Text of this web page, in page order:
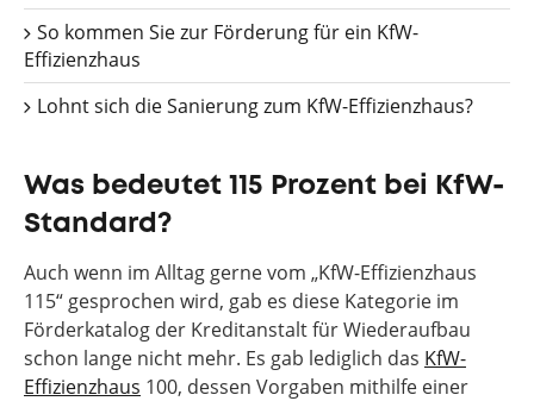
So kommen Sie zur Förderung für ein KfW-
Effizienzhaus
Lohnt sich die Sanierung zum KfW-Effizienzhaus?
Was bedeutet 115 Prozent bei KfW-
Standard?
Auch wenn im Alltag gerne vom „KfW-Effizienzhaus
115“ gesprochen wird, gab es diese Kategorie im
Förderkatalog der Kreditanstalt für Wiederaufbau
schon lange nicht mehr. Es gab lediglich das KfW-
Effizienzhaus 100, dessen Vorgaben mithilfe einer